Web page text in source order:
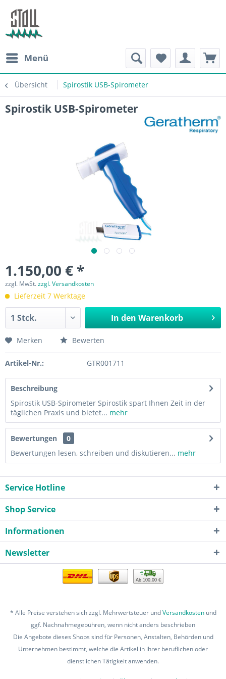
Menü
Übersicht Spirostik USB-Spirometer
Spirostik USB-Spirometer
1.150,00 € *
zzgl. MwSt.zzgl. Versandkosten
Lieferzeit 7 Werktage
In den Warenkorb
Merken Bewerten
Artikel-Nr.: GTR001711
Beschreibung
Spirostik USB-Spirometer Spirostik spart Ihnen Zeit in der
täglichen Praxis und bietet... mehr
Bewertungen
0
Bewertungen lesen, schreiben und diskutieren... mehr
Service Hotline
Shop Service
Informationen
Newsletter
Ab 100,00 €
* Alle Preise verstehen sich zzgl. Mehrwertsteuer undVersandkostenund
ggf. Nachnahmegebühren, wenn nicht anders beschrieben
Die Angebote dieses Shops sind für Personen, Anstalten, Behörden und
Unternehmen bestimmt, welche die Artikel in ihrer beruflichen oder
dienstlichen Tätigkeit anwenden.